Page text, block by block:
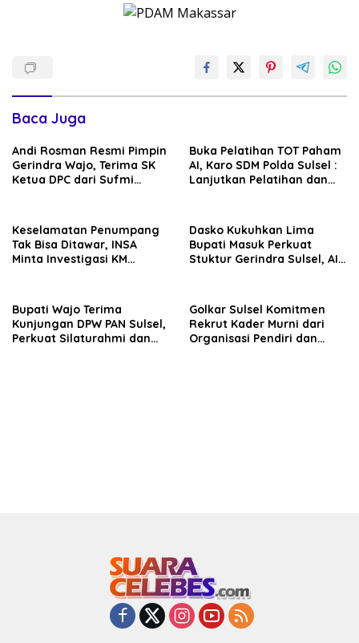
Baca Juga
Andi Rosman Resmi Pimpin
Gerindra Wajo, Terima SK
Ketua DPC dari Sufmi
Buka Pelatihan TOT Paham
AI, Karo SDM Polda Sulsel :
Lanjutkan Pelatihan dan
Keselamatan Penumpang
Tak Bisa Ditawar, INSA
Minta Investigasi KM
Dasko Kukuhkan Lima
Bupati Masuk Perkuat
Stuktur Gerindra Sulsel, AIA
Bupati Wajo Terima
Kunjungan DPW PAN Sulsel,
Perkuat Silaturahmi dan
Golkar Sulsel Komitmen
Rekrut Kader Murni dari
Organisasi Pendiri dan